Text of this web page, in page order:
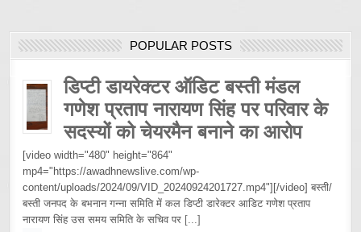
POPULAR POSTS
डिप्टी डायरेक्टर ऑडिट बस्ती मंडल
गणेश प्रताप नारायण सिंह पर परिवार के
सदस्यों को चेयरमैन बनाने का आरोप
[video width="480" height="864"
mp4="https://awadhnewslive.com/wp-
content/uploads/2024/09/VID_20240924201727.mp4"][/video] बस्ती/
बस्ती जनपद के बभनान गन्ना समिति में कल डिप्टी डारेक्टर आडिट गणेश प्रताप
नारायण सिंह उस समय समिति के सचिव पर [...]